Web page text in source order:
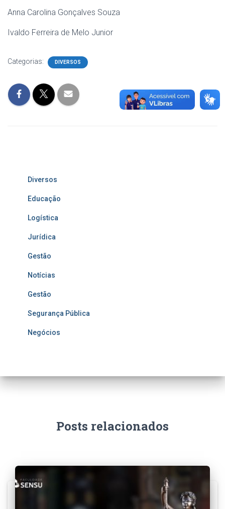
Anna Carolina Gonçalves Souza
Ivaldo Ferreira de Melo Junior
Categorias: DIVERSOS
Diversos
Educação
Logística
Jurídica
Gestão
Notícias
Gestão
Segurança Pública
Negócios
Posts relacionados